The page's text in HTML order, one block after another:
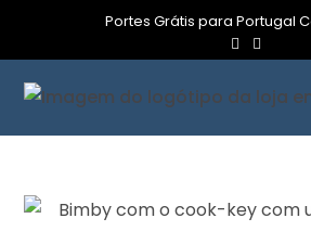
Portes Grátis para Portugal